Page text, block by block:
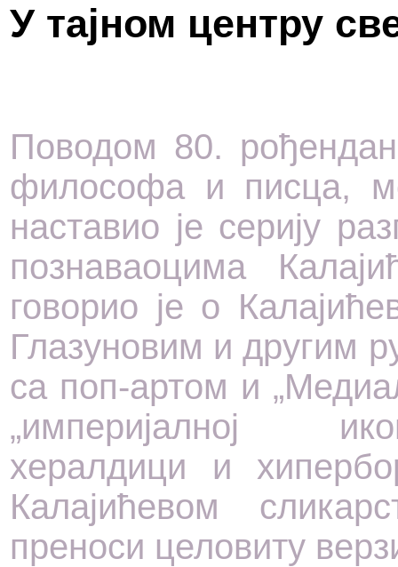
У тајном центру
Поводом 80.
философа и писца,
наставио је серију
познаваоцима
говорио је о
Глазуновим и другим
са поп-артом и
„империјалној
хералдици и
Калајићевом
преноси целовиту